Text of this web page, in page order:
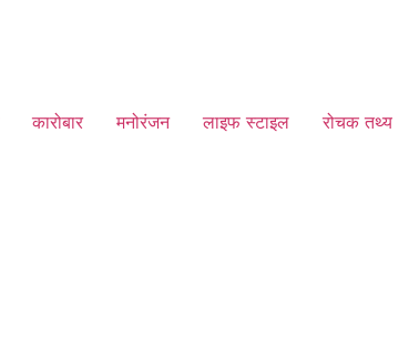
कारोबार मनोरंजन लाइफ स्टाइल रोचक तथ्य